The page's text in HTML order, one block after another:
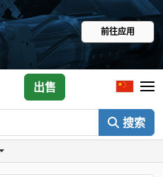
前往应用
搜索
出售